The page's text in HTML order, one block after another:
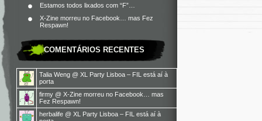
Estamos todos lixados com “F”…
X-Zine morreu no Facebook… mas Fez
Respawn!
COMENTÁRIOS RECENTES
Talia Weng @ XL Party Lisboa – FIL está aí à
porta
firmy @ X-Zine morreu no Facebook… mas
Fez Respawn!
herbalife @ XL Party Lisboa – FIL está aí à